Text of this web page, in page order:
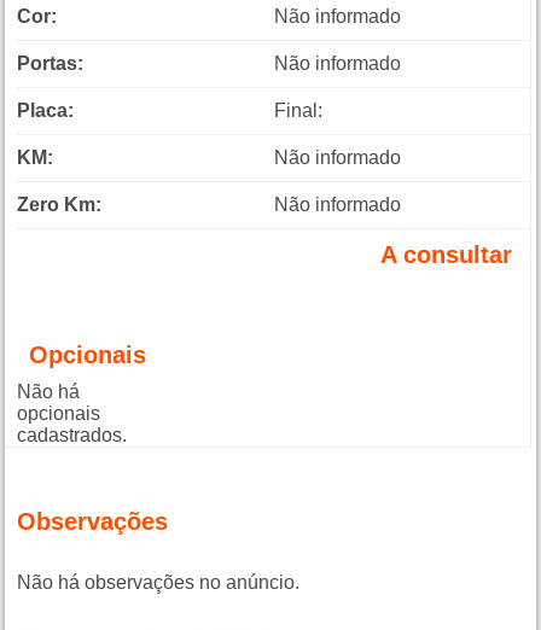
Cor: Não informado
Portas: Não informado
Placa: Final:
KM: Não informado
Zero Km: Não informado
A consultar
Opcionais
Não há
opcionais
cadastrados.
Observações
Não há observações no anúncio.